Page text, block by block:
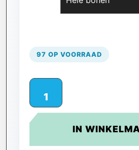
97 OP VOORRAAD
IN